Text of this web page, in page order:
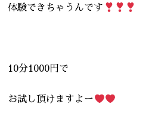
体験できちゃうんです
10分1000円で
お試し頂けますよー